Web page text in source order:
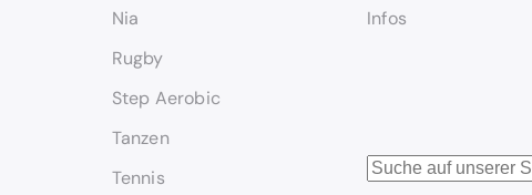
Nia
Rugby
Step Aerobic
Tanzen
Tennis
Infos
S